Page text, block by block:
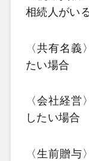
相続人がい
〈共有名
たい場合
〈会社経
したい場合
〈生前贈